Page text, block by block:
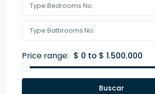
Price range: $ 0 to $ 1.500.000
Buscar